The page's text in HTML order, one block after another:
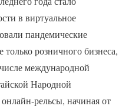
в виртуальное
пандемические
розничного бизнеса,
международной
Народной
рельсы, начиная от